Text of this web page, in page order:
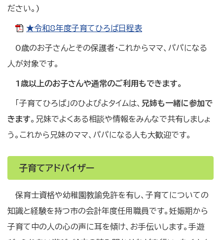
ださい。)
★令和8年度子育てひろば日程表
0歳のお子さんとその保護者・これからママ、パパになる
人が対象です。
1歳以上のお子さんや通常のご利用もできます。
「子育てひろば」のひよぴよタイムは、 兄姉も一緒に参加で
きます。兄妹でよくある相談や情報をみんなで共有しましょ
う。これから兄妹のママ、パパになる人も大歓迎です。
子育てアドバイザー
保育士資格や幼稚園教諭免許を有し、子育てについての
知識と経験を持つ市の会計年度任用職員です。妊娠期から
子育て中の人の心の声に耳を傾け、お手伝いします。手遊